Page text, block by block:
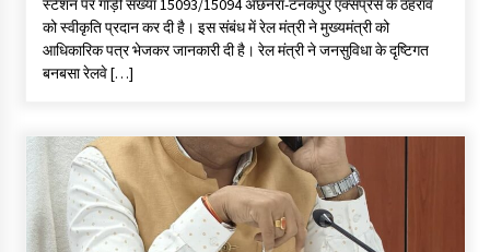
May 17, 2022
Thought Of The Day 14 May
May 14, 2022
को स्वीकृति प्रदान कर दी है। इस संबंध में रेल मंत्री ने मुख्यमंत्री को
आधिकारिक पत्र भेजकर जानकारी दी है। रेल मंत्री ने जनसुविधा के दृष्टिगत
बनबसा रेलवे […]